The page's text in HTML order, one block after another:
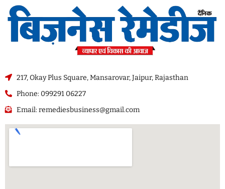
217, Okay Plus Square, Mansarovar, Jaipur, Rajasthan
Phone: 099291 06227
Email: remediesbusiness@gmail.com